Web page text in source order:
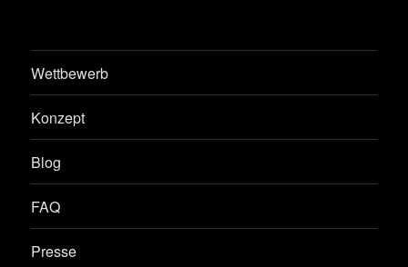
Wettbewerb
Konzept
Blog
FAQ
Presse